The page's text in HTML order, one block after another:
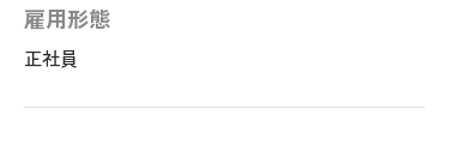
雇用形態
正社員